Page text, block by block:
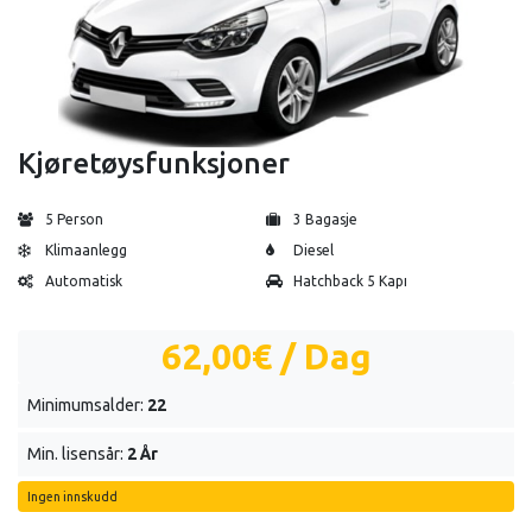
Kjøretøysfunksjoner
5 Person
3 Bagasje
Klimaanlegg
Diesel
Automatisk
Hatchback 5 Kapı
62,00€/ Dag
Minimumsalder: 22
Min. lisensår: 2 År
Ingen innskudd